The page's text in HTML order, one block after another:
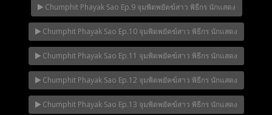
Chumphit Phayak Sao Ep.9 จุมพิตพยัคฆ์สาว พิธีกร นักแสดง
Chumphit Phayak Sao Ep.10 จุมพิตพยัคฆ์สาว พิธีกร นักแสดง
Chumphit Phayak Sao Ep.11 จุมพิตพยัคฆ์สาว พิธีกร นักแสดง
Chumphit Phayak Sao Ep.12 จุมพิตพยัคฆ์สาว พิธีกร นักแสดง
Chumphit Phayak Sao Ep.13 จุมพิตพยัคฆ์สาว พิธีกร นักแสดง